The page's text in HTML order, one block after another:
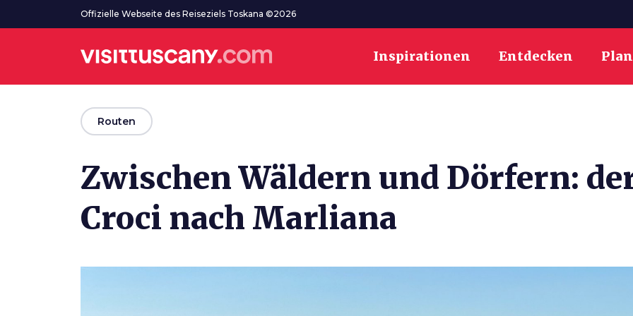
Zum HauptinhaltOffizielle Webseite des Reiseziels Toskana ©2026
Inspirationen Entdecken
arrow_backRouten
Zwischen Wäldern und Dörfern:
Croci nach Marliana